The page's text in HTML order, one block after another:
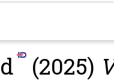
(2025)